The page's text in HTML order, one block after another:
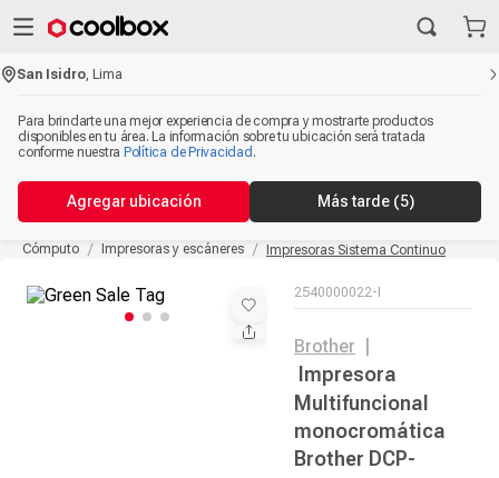
San Isidro ,Lima
Para brindarte una mejor experiencia de compra y mostrarte productos
disponibles en tu área. La información sobre tu ubicación será tratada
conforme nuestra Política de Privacidad .
Agregar ubicación Más tarde (5)
Cómputo Impresoras y escáneres Impresoras Sistema Continuo
2540000022-I
Brother
Impresora
Multifuncional
monocromática
Brother DCP-